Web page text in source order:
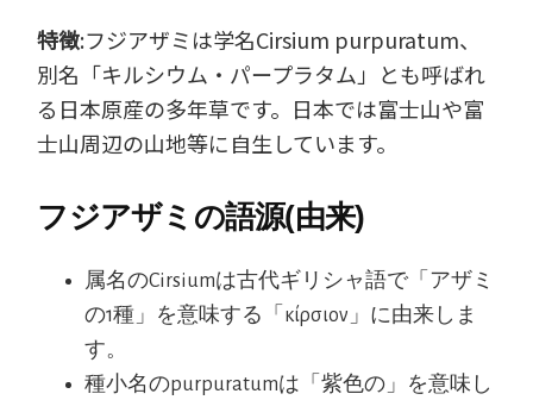
特徴:フジアザミは学名Cirsium purpuratum、
別名「キルシウム・パープラタム」とも呼ばれ
る日本原産の多年草です。日本では富士山や富
士山周辺の山地等に自生しています。
フジアザミの語源(由来)
属名のCirsiumは古代ギリシャ語で「アザミ
の1種」を意味する「κίρσιον」に由来しま
す。
種小名のpurpuratumは「紫色の」を意味し